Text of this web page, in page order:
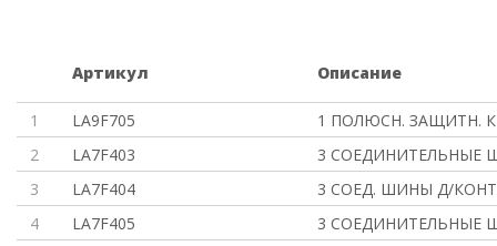
Артикул Описание
1 LA9F705
1 ПОЛЮСН. ЗАЩИТН.
2
LA7F403
3 СОЕДИНИТЕЛЬНЫЕ
3
LA7F404
3 СОЕД. ШИНЫ Д/
4
LA7F405
3 СОЕДИНИТЕЛЬНЫЕ